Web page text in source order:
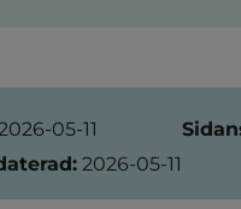
05-11
2026-05-11